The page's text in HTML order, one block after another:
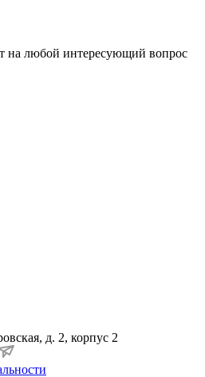
на любой интересующий вопрос
д. 2, корпус 2